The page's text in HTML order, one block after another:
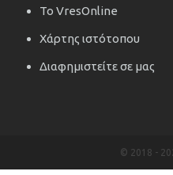
Το VresOnline
Χάρτης ιστότοπου
Διαφημιστείτε σε μας
© 2018 -